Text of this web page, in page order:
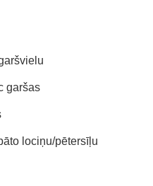
garšas
lociņu/pētersīļu